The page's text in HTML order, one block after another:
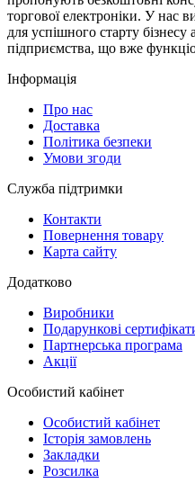
торгової електроніки. У нас
для успішного старту
підприємства, що вже
Інформація
Про нас
Доставка
Політика безпеки
Умови згоди
Служба підтримки
Контакти
Повернення товару
Карта сайту
Додатково
Виробники
Подарункові
Партнерська програма
Акції
Особистий кабінет
Особистий кабінет
Історія замовлень
Закладки
Розсилка